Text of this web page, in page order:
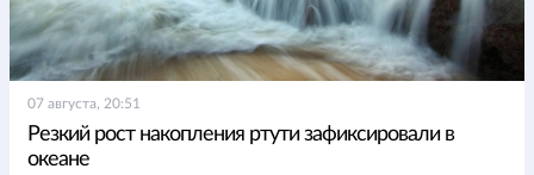
07 августа, 20:51
Резкий рост накопления ртути зафиксировали в
океане